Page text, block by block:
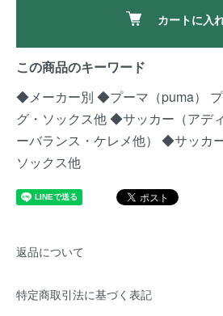
カートに入
この商品のキーワード
◆メーカー別 ◆プーマ（puma）
グ・ソックス他◆サッカー（アデ
ーバランス・ケレメ他）
◆サッカ
ソックス他
返品について
特定商取引法に基づく表記